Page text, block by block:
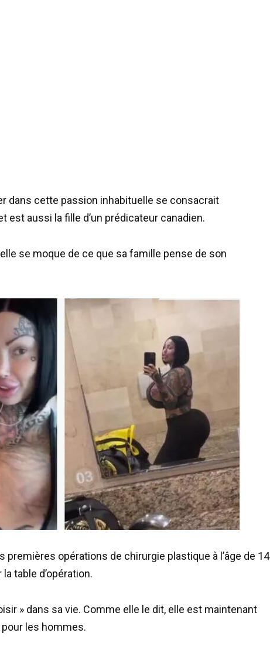
dans cette passion inhabituelle se consacrait
est aussi la fille d’un prédicateur canadien.
se moque de ce que sa famille pense de son
premières opérations de chirurgie plastique à l’âge de 14
table d’opération.
» dans sa vie. Comme elle le dit, elle est maintenant
les hommes.